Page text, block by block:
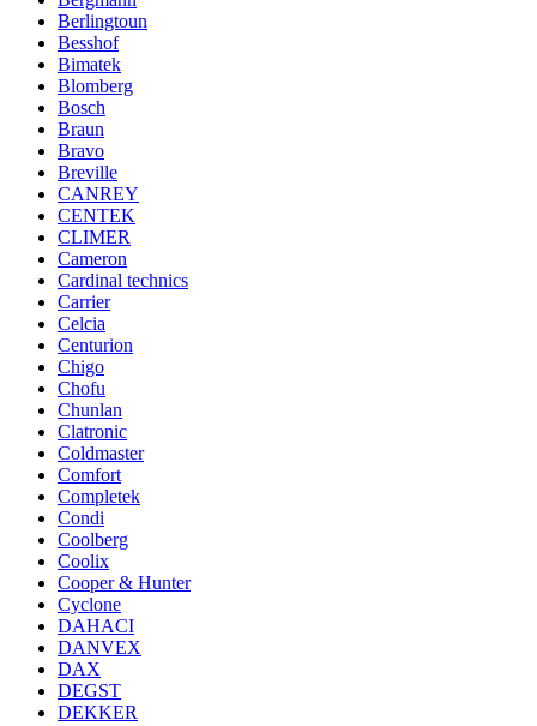
Berlingtoun
Besshof
Bimatek
Blomberg
Bosch
Braun
Bravo
Breville
CANREY
CENTEK
CLIMER
Cameron
Cardinal technics
Carrier
Celcia
Centurion
Chigo
Chofu
Chunlan
Clatronic
Coldmaster
Comfort
Completek
Condi
Coolberg
Coolix
Cooper & Hunter
Cyclone
DAHACI
DANVEX
DAX
DEGST
DEKKER